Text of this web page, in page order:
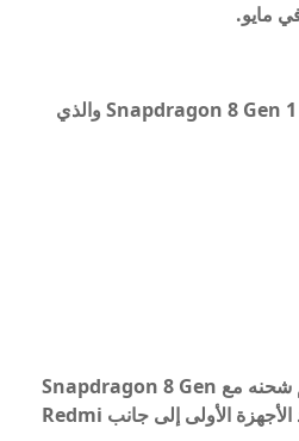
هناك أيضًا عدد كبير من أجهزة Xiaomi التي سيتم تشغيلها بواسطة معالج Snapdragon 8 Gen 1 Plus والذي
من المحتمل أن يكون Xiaomi 12 Ultra (الاسم الرمزيthor) هو أول جهاز يتم شحنه مع Snapdragon 8 Gen
1 Plus الجديد ، لكننا لسنا متأكدين تمامًا من ذلك. ومع ذلك ، سيكون بالتأكيد أحد الأجهزة الأولى إلى جانب Redmi